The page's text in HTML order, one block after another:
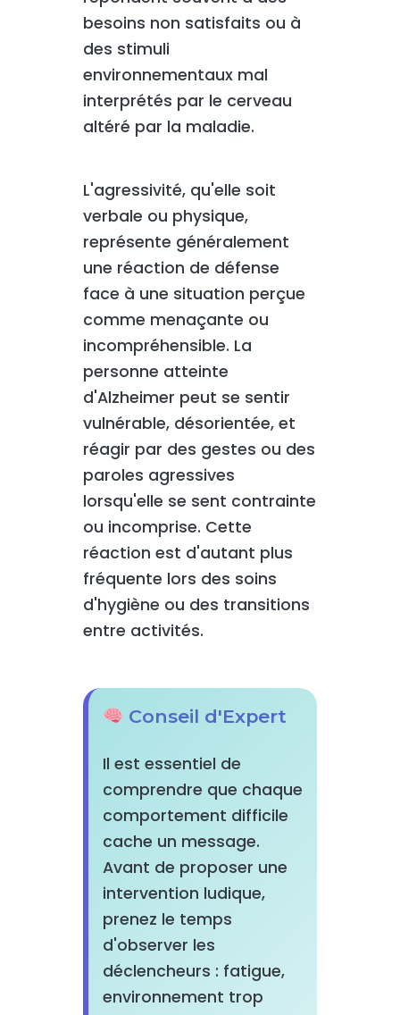
besoins non satisfaits ou à
des stimuli
environnementaux mal
interprétés par le cerveau
altéré par la maladie.
L'agressivité, qu'elle soit
verbale ou physique,
représente généralement
une réaction de défense
face à une situation perçue
comme menaçante ou
incompréhensible. La
personne atteinte
d'Alzheimer peut se sentir
vulnérable, désorientée, et
réagir par des gestes ou des
paroles agressives
lorsqu'elle se sent contrainte
ou incomprise. Cette
réaction est d'autant plus
fréquente lors des soins
d'hygiène ou des transitions
entre activités.
Conseil d'Expert
Il est essentiel de
comprendre que chaque
comportement difficile
cache un message.
Avant de proposer une
intervention ludique,
prenez le temps
d'observer les
déclencheurs : fatigue,
environnement trop